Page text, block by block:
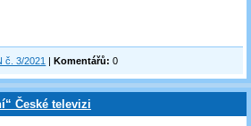
č. 3/2021 |Komentářů: 0
České televizi